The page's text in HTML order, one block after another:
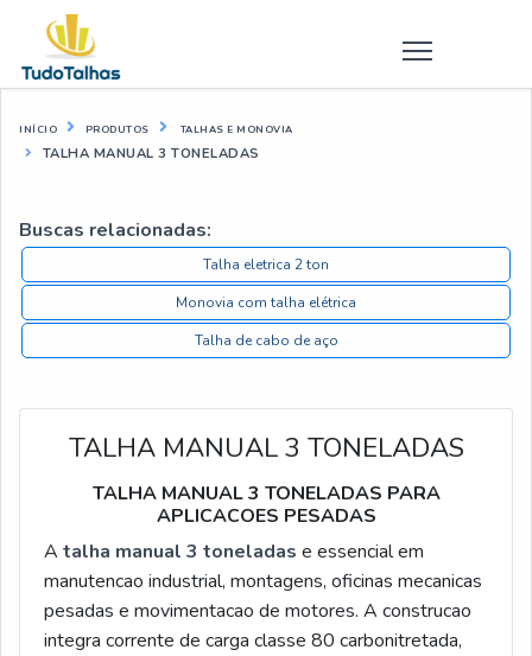
INÍCIO PRODUTOS TALHAS E MONOVIA
TALHA MANUAL 3 TONELADAS
Buscas relacionadas:
Talha eletrica 2 ton
Monovia com talha elétrica
Talha de cabo de aço
TALHA MANUAL 3 TONELADAS
TALHA MANUAL 3 TONELADAS PARA
APLICACOES PESADAS
A talha manual 3 toneladas e essencial em
manutencao industrial, montagens, oficinas mecanicas
pesadas e movimentacao de motores. A construcao
integra corrente de carga classe 80 carbonitretada,